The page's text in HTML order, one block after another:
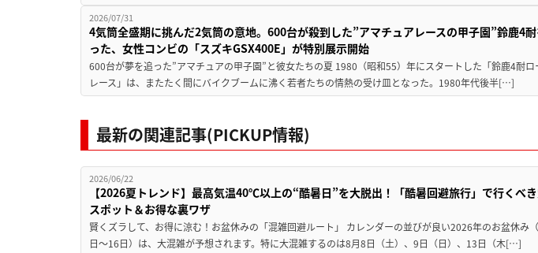
2026/07/31
4気筒全盛期に挑んだ2気筒の意地。600台が殺到した”アマチュアレースの甲子園”鈴鹿4
った、女性コンビの「スズキGSX400E」が特別展示開始
600台が夢を追った”アマチュアの甲子園”と彼女たちの夏 1980（昭和55）年にスタートした「鈴鹿4耐ロ
レース」は、またたく間にバイクブームに沸く若者たちの情熱の受け皿となった。1980年代後半[…]
最新の関連記事(PICKUP情報)
2026/06/22
【2026夏トレンド】最高気温40℃以上の“酷暑日”を大脱出！「酷暑回避旅行」で行くべ
スポット＆お得な裏ワザ
賢くズラして、お得に涼む！お盆休みの「混雑回避ルート」 カレンダーの並びが良い2026年のお盆休み
日〜16日）は、大混雑が予想されます。特に大混雑するのは8月8日（土）、9日（日）、13日（木[…]